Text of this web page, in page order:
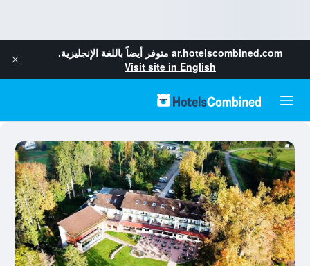
ar.hotelscombined.com متوفر أيضاً باللغة الإنجليزية.
Visit site in English